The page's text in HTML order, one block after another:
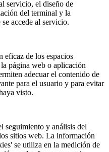
servicio, el diseño de
del terminal y la
accede al servicio.
eficaz de los espacios
página web o aplicación
adecuar el contenido de
para el usuario y para evitar
visto.
seguimiento y análisis del
sitios web. La información
se utiliza en la medición de